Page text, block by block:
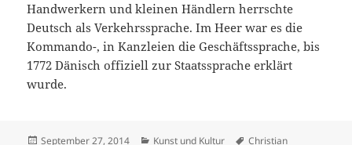
Handwerkern und kleinen Händlern herrschte
Deutsch als Verkehrssprache. Im Heer war es die
Kommando-, in Kanzleien die Geschäftssprache, bis
1772 Dänisch offiziell zur Staatssprache erklärt
wurde.
Veröffentlicht
September 27, 2014 Kategorien
Kunst und Kultur Schlagwörter
Christian